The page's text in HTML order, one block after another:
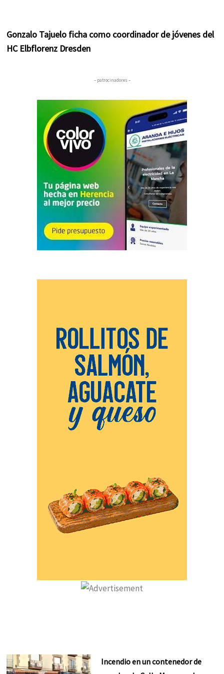
Gonzalo Tajuelo ficha como coordinador de jóvenes del
HC Elbflorenz Dresden
– patrocinadores –
Incendio en un contenedor de